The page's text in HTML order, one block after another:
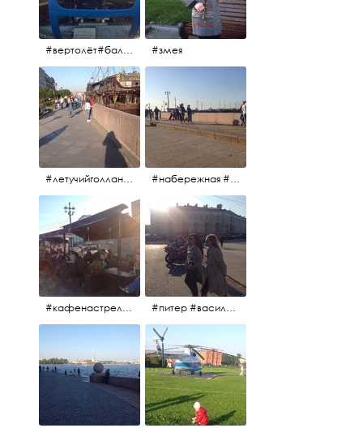
#вертолёт#балтийскиеавиалинии #петропавловскаякрепость #заячийостров #полётынадпитером #полётынадгородом #полёты #змея
#летучийголландец #набережнаяневы #набережная #людигуляют #биржевоймост
#кафенастрелкевасильевскогоострова #байкеры #питер #васильевскийостров #байкеры #иностранцы